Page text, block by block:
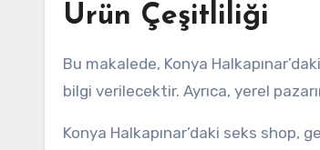
Ürün Çeşitliliği
Bu makalede, Konya
bilgi verilecektir. Ayrıca, yerel
Konya Halkapınar’daki seks shop,